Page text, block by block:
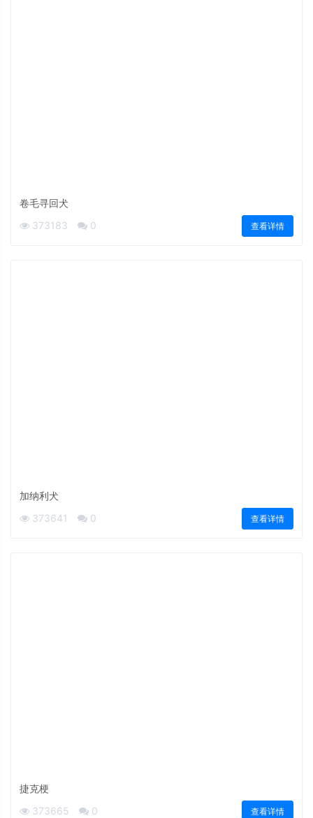
卷毛寻回犬
373183
0 查看详情
加纳利犬
373641
0 查看详情
捷克梗
373665
0 查看详情